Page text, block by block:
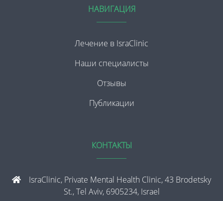
НАВИГАЦИЯ
Лечение в IsraClinic
Наши специалисты
Отзывы
Публикации
КОНТАКТЫ
IsraClinic, Private Mental Health Clinic, 43 Brodetsky
St., Tel Aviv, 6905234, Israel